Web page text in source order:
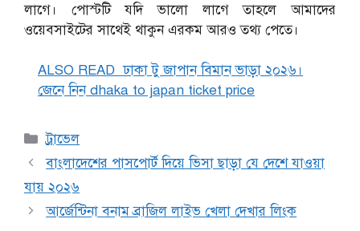
লাগে। পোস্টটি যদি ভালো লাগে তাহলে আমাদের
ওয়েবসাইটের সাথেই থাকুন এরকম আরও তথ্য পেতে।
ALSO READ ঢাকা টু জাপান বিমান ভাড়া ২০২৬।
জেনে নিন dhaka to japan ticket price
Categories
ট্রাভেল
বাংলাদেশের পাসপোর্ট দিয়ে ভিসা ছাড়া যে দেশে যাওয়া
যায় ২০২৬
আর্জেন্টিনা বনাম ব্রাজিল লাইভ খেলা দেখার লিংক